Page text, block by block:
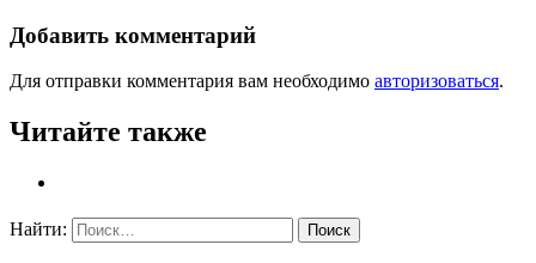
Добавить комментарий
Для отправки комментария вам необходимо авторизоваться.
Читайте также
Найти: